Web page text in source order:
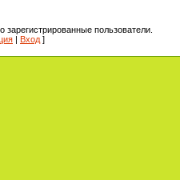
зарегистрированные пользователи.
Вход ]